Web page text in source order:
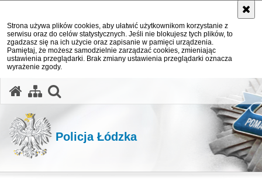
Strona używa plików cookies, aby ułatwić użytkownikom korzystanie z
serwisu oraz do celów statystycznych. Jeśli nie blokujesz tych plików, to
zgadzasz się na ich użycie oraz zapisanie w pamięci urządzenia.
Pamiętaj, że możesz samodzielnie zarządzać cookies, zmieniając
ustawienia przeglądarki. Brak zmiany ustawienia przeglądarki oznacza
wyrażenie zgody.
Policja Łódzka